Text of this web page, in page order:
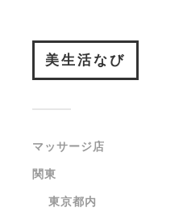
美生活なび
マッサージ店
関東
東京都内